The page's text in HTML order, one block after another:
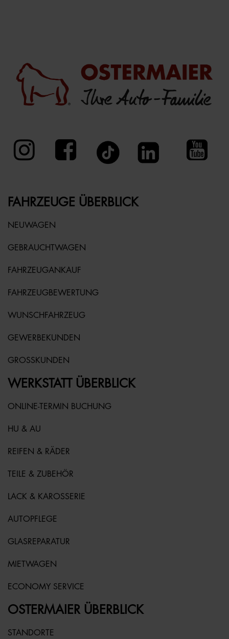
FAHRZEUGE ÜBERBLICK
NEUWAGEN
GEBRAUCHTWAGEN
FAHRZEUGANKAUF
FAHRZEUGBEWERTUNG
WUNSCHFAHRZEUG
GEWERBEKUNDEN
GROSSKUNDEN
WERKSTATT ÜBERBLICK
ONLINE-TERMIN BUCHUNG
HU & AU
REIFEN & RÄDER
TEILE & ZUBEHÖR
LACK & KAROSSERIE
AUTOPFLEGE
GLASREPARATUR
MIETWAGEN
ECONOMY SERVICE
OSTERMAIER ÜBERBLICK
STANDORTE